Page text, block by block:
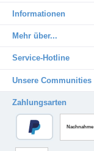
Informationen
Mehr über...
Service-Hotline
Unsere Communities
Zahlungsarten
Nachnahme